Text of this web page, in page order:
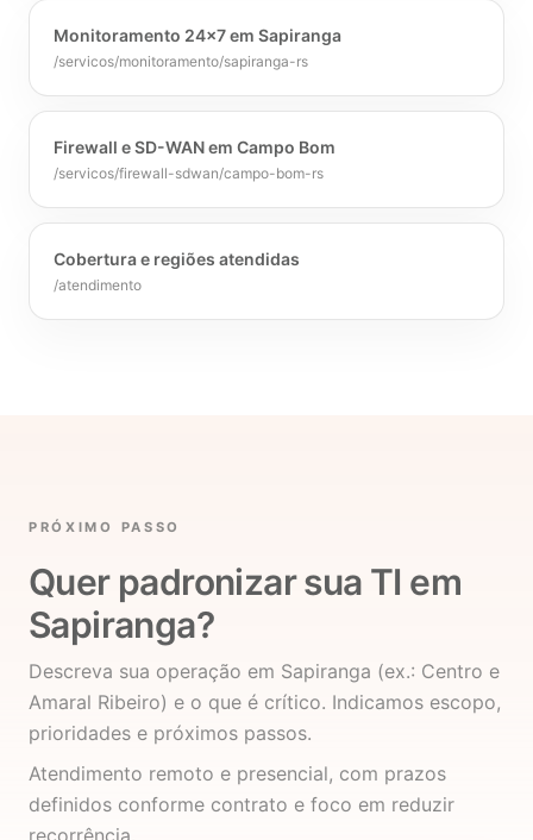
Monitoramento 24x7 em Sapiranga
/servicos/monitoramento/sapiranga-rs
Firewall e SD-WAN em Campo Bom
/servicos/firewall-sdwan/campo-bom-rs
Cobertura e regiões atendidas
/atendimento
PRÓXIMO PASSO
Quer padronizar sua TI em
Sapiranga?
Descreva sua operação em Sapiranga (ex.: Centro e
Amaral Ribeiro) e o que é crítico. Indicamos escopo,
prioridades e próximos passos.
Atendimento remoto e presencial, com prazos
definidos conforme contrato e foco em reduzir